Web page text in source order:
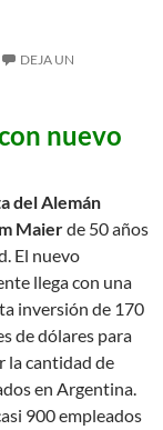
DEJA UN
nuevo
del Alemán
Maierde 50 años
El nuevo
llega con una
inversión de 170
de dólares para
la cantidad de
en Argentina.
900 empleados